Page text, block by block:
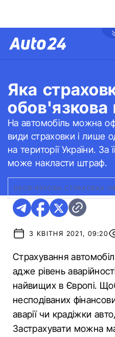
Яка
обов'язкова
На автомобіль можна
види страховки і лише
на території України. За
може накласти штраф.
ОБОВ'ЯЗКОВА СТРАХОВКА НА
3 КВІТНЯ 2021, 09:20
Страхування
адже рівень
найвищих в Європі.
несподіваних
аварії чи крадіжки
Застрахувати можна